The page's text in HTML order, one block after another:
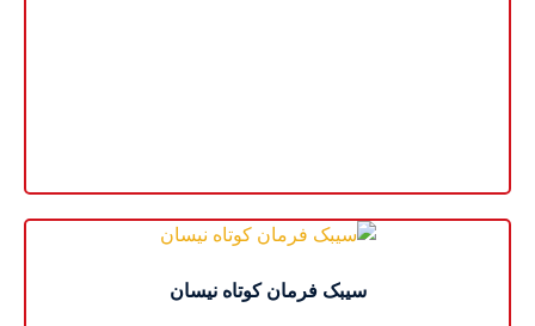
سیبک فرمان کوتاه نیسان